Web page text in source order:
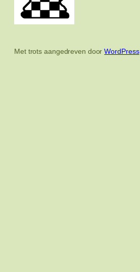
Met trots aangedreven doorWordPress